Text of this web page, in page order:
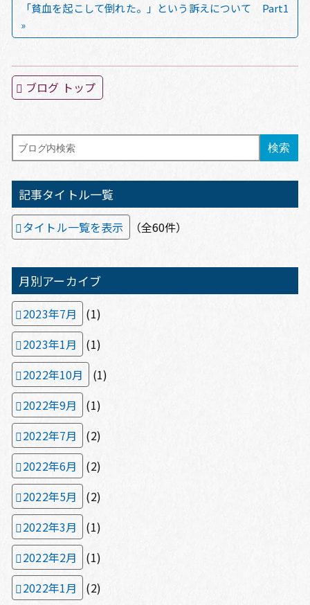
「貧血を起こして倒れた。」という訴えについて Part1
»
ブログ トップ
記事タイトル一覧
タイトル一覧を表示 （全60件）
月別アーカイブ
2023年7月
(1)
2023年1月
(1)
2022年10月
(1)
2022年9月
(1)
2022年7月
(2)
2022年6月
(2)
2022年5月
(2)
2022年3月
(1)
2022年2月
(1)
2022年1月
(2)